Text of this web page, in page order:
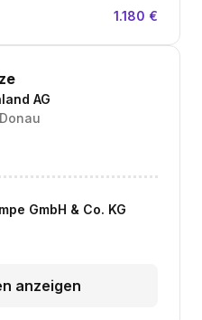
1.180 €
AG
GmbH & Co. KG
anzeigen